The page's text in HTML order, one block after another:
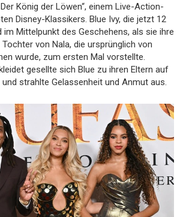
König der Löwen“, einem Live-Action-
Disney-Klassikers. Blue Ivy, die jetzt 12
Mittelpunkt des Geschehens, als sie ihre
Tochter von Nala, die ursprünglich von
wurde, zum ersten Mal vorstellte.
gesellte sich Blue zu ihren Eltern auf
strahlte Gelassenheit und Anmut aus.